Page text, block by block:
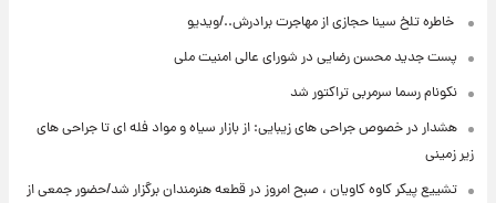
⁨ خاطره تلخ سینا حجازی از مهاجرت برادرش../ویدیو
پست جدید محسن رضایی در شورای عالی امنیت ملی
نکونام رسما سرمربی تراکتور شد
هشدار در خصوص جراحی های زیبایی: از بازار سیاه و مواد فله ای تا جراحی های
زیر زمینی
تشییع پیکر کاوه کاویان ، صبح امروز در قطعه هنرمندان برگزار شد/حضور جمعی از